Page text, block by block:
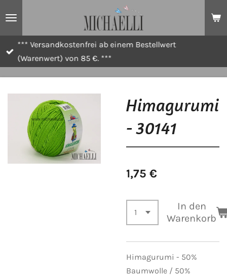
*** Versandkostenfrei ab einem Bestellwert
(Warenwert) von 85 €. ***
Himagurumi
- 30141
1,75 €
In den
Warenkorb
Himagurumi - 50%
Baumwolle / 50%